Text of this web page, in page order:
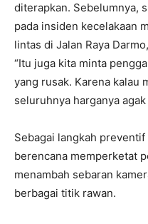
diterapkan. Sebelumnya,
pada insiden kecelakaan
lintas di Jalan Raya
“Itu juga kita minta
yang rusak. Karena kalau
seluruhnya harganya agak
Sebagai langkah
berencana memperketat
menambah sebaran
berbagai titik rawan.